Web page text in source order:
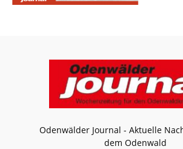
Odenwälder Journal - Aktuelle
dem Odenwald